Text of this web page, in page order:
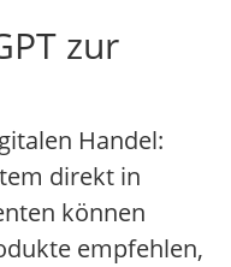
zur
Handel:
direkt in
können
empfehlen,